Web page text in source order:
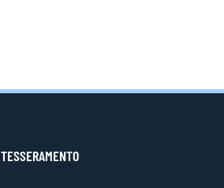
TESSERAMENTO